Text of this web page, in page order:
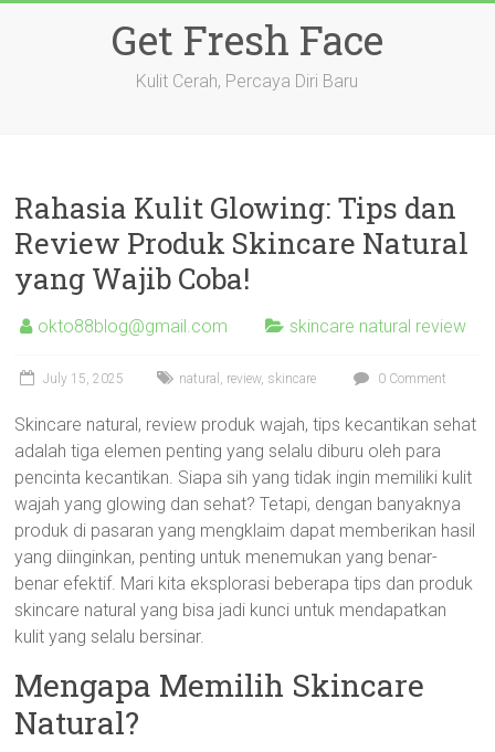
Get Fresh Face
Kulit Cerah, Percaya Diri Baru
Rahasia Kulit Glowing: Tips dan
Review Produk Skincare Natural
yang Wajib Coba!
okto88blog@gmail.com skincare natural review
July 15, 2025 natural , review, skincare 0 Comment
Skincare natural, review produk wajah, tips kecantikan sehat
adalah tiga elemen penting yang selalu diburu oleh para
pencinta kecantikan. Siapa sih yang tidak ingin memiliki kulit
wajah yang glowing dan sehat? Tetapi, dengan banyaknya
produk di pasaran yang mengklaim dapat memberikan hasil
yang diinginkan, penting untuk menemukan yang benar-
benar efektif. Mari kita eksplorasi beberapa tips dan produk
skincare natural yang bisa jadi kunci untuk mendapatkan
kulit yang selalu bersinar.
Mengapa Memilih Skincare
Natural?